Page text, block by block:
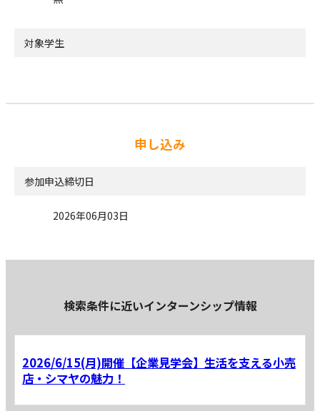
対象学生
申し込み
参加申込締切日
2026年06月03日
検索条件に近いインターンシップ情報
2026/6/15(月)開催【企業見学会】生活を支える小売
店・シマヤの魅力！